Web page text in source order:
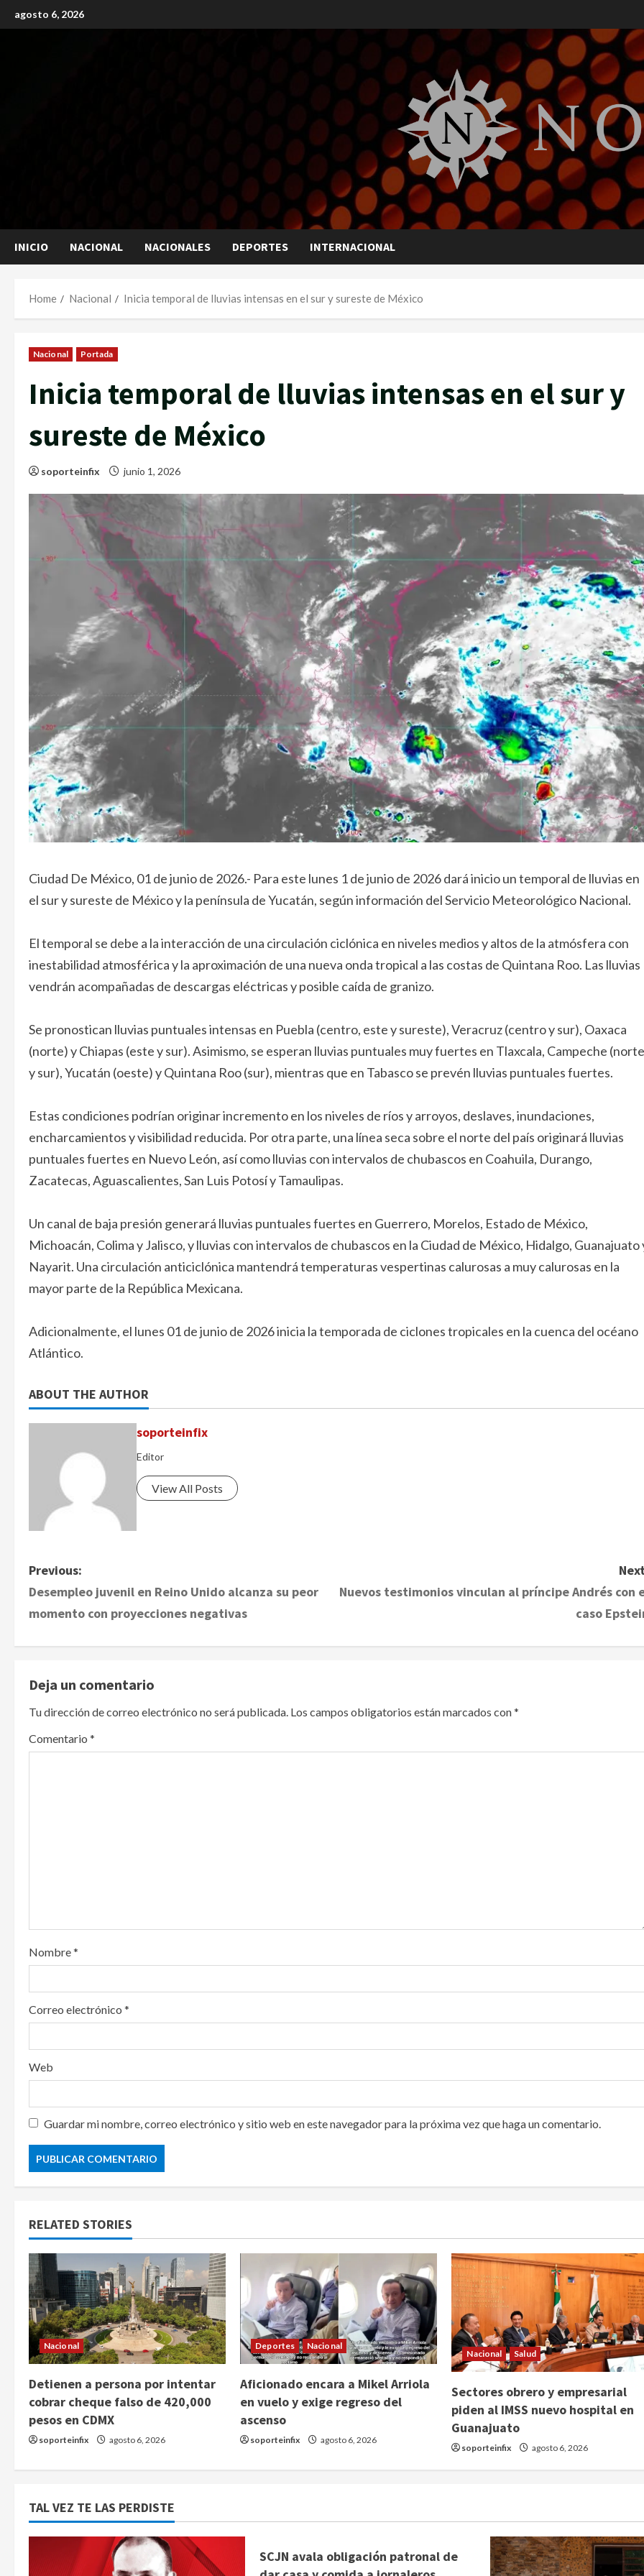
to
agosto 6, 2026
INICIO NACIONAL NACIONALES DEPORTES INTERNACIONAL
Home Nacional Inicia temporal de lluvias intensas en el sur y sureste de México
Nacional Portada
Inicia temporal de lluvias intensas en el sur y
sureste de México
soporteinfix junio 1, 2026
Ciudad De México, 01 de junio de 2026.- Para este lunes 1 de junio de 2026 dará inicio un temporal de lluvias en
el sur y sureste de México y la península de Yucatán, según información del Servicio Meteorológico Nacional.
El temporal se debe a la interacción de una circulación ciclónica en niveles medios y altos de la atmósfera con
inestabilidad atmosférica y la aproximación de una nueva onda tropical a las costas de Quintana Roo. Las lluvias
vendrán acompañadas de descargas eléctricas y posible caída de granizo.
Se pronostican lluvias puntuales intensas en Puebla (centro, este y sureste), Veracruz (centro y sur), Oaxaca
(norte) y Chiapas (este y sur). Asimismo, se esperan lluvias puntuales muy fuertes en Tlaxcala, Campeche (norte
y sur), Yucatán (oeste) y Quintana Roo (sur), mientras que en Tabasco se prevén lluvias puntuales fuertes.
Estas condiciones podrían originar incremento en los niveles de ríos y arroyos, deslaves, inundaciones,
encharcamientos y visibilidad reducida. Por otra parte, una línea seca sobre el norte del país originará lluvias
puntuales fuertes en Nuevo León, así como lluvias con intervalos de chubascos en Coahuila, Durango,
Zacatecas, Aguascalientes, San Luis Potosí y Tamaulipas.
Un canal de baja presión generará lluvias puntuales fuertes en Guerrero, Morelos, Estado de México,
Michoacán, Colima y Jalisco, y lluvias con intervalos de chubascos en la Ciudad de México, Hidalgo, Guanajuato
Nayarit. Una circulación anticiclónica mantendrá temperaturas vespertinas calurosas a muy calurosas en la
mayor parte de la República Mexicana.
Adicionalmente, el lunes 01 de junio de 2026 inicia la temporada de ciclones tropicales en la cuenca del océano
Atlántico.
ABOUT THE AUTHOR
soporteinfix
Editor
View All Posts
P
o
n
a
v
o
n
Previous:
Desempleo juvenil en Reino Unido alcanza su peor
momento con proyecciones negativas
Nuevos testimonios vinculan al príncipe Andrés con
caso
Deja un comentario
Tu dirección de correo electrónico no será publicada. Los campos obligatorios están marcados con*
Comentario *
Nombre*
Correo electrónico *
Web
Guardar mi nombre, correo electrónico y sitio web en este navegador para la próxima vez que haga un comentario.
RELATED STORIES
Nacional
Detienen a persona por intentar
cobrar cheque falso de 420,000
pesos en CDMX
soporteinfix agosto 6, 2026
Deportes Nacional
Aficionado encara a Mikel Arriola
en vuelo y exige regreso del
ascenso
soporteinfix agosto 6, 2026
Nacional Salud
Sectores obrero y empresarial
piden al IMSS nuevo hospital en
Guanajuato
soporteinfix agosto 6, 2026
TAL VEZ TE LAS PERDISTE
SCJN avala obligación patronal de